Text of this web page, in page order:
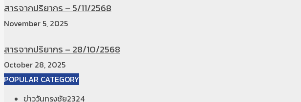
สารจากปริยากร – 5/11/2568
November 5, 2025
สารจากปริยากร – 28/10/2568
October 28, 2025
POPULAR CATEGORY
ข่าววันทรงชัย2324